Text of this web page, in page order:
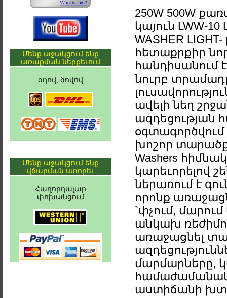
250W 500W
կայուն LWW-
WASHER
հետաքրքիր
հանդիսանում է
նուրբ
ավելի նեղ
ազդեցության
խոշոր
Washers
կարեւորելով
ներառում է
որոնք
`փչում,
անկախ
առաջացնել
մարմարները,
աստիճանի
Մենք աջակցում ենք
առաքման ներքեւում
օդով, ծովով
Մենք աջակցում ենք
վճարման ստորեւ
Հաղորդալար
փոխանցում